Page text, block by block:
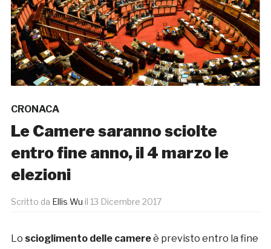
CRONACA
Le Camere saranno sciolte
entro fine anno, il 4 marzo le
elezioni
Scritto da Ellis Wu il 13 Dicembre 2017
Lo scioglimento delle camereè previsto entro la fine